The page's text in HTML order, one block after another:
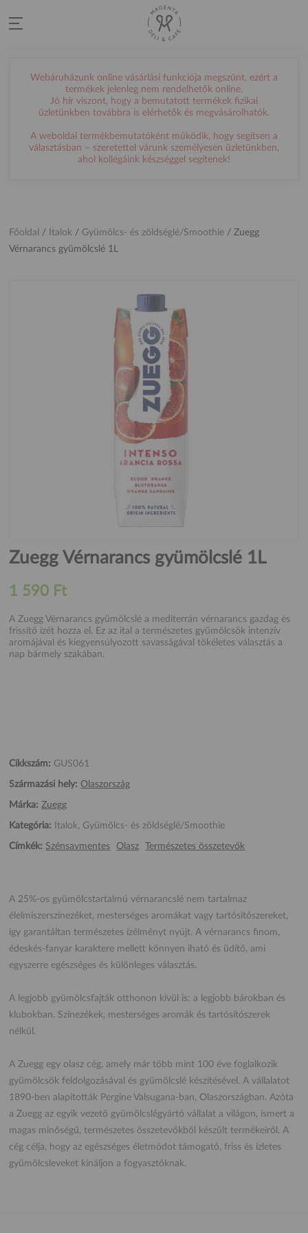
Webáruházunk online vásárlási funkciója megszűnt, ezért a
termékek jelenleg nem rendelhetők online.
Jó hír viszont, hogy a bemutatott termékek fizikai
üzletünkben továbbra is elérhetők és megvásárolhatók.
A weboldal termékbemutatóként működik, hogy segítsen a
választásban – szeretettel várunk személyesen üzletünkben,
ahol kollégáink készséggel segítenek!
Főoldal / Italok / Gyümölcs- és zöldséglé/Smoothie /Zuegg
Vérnarancs gyümölcslé 1L
Zuegg Vérnarancs gyümölcslé 1L
1 590 Ft
A Zuegg Vérnarancs gyümölcslé a mediterrán vérnarancs gazdag és
frissítő ízét hozza el. Ez az ital a természetes gyümölcsök intenzív
aromájával és kiegyensúlyozott savasságával tökéletes választás a
nap bármely szakában.
Cikkszám: GUS061
Származási hely: Olaszország
Márka: Zuegg
Kategória: Italok, Gyümölcs- és zöldséglé/Smoothie
Címkék: Szénsavmentes Olasz Természetes összetevők
A 25%-os gyümölcstartalmú vérnarancslé nem tartalmaz
élelmiszerszínezéket, mesterséges aromákat vagy tartósítószereket,
így garantáltan természetes ízélményt nyújt. A vérnarancs finom,
édeskés-fanyar karaktere mellett könnyen iható és üdítő, ami
egyszerre egészséges és különleges választás.
A legjobb gyümölcsfajták otthonon kívül is: a legjobb bárokban és
klubokban. Színezékek, mesterséges aromák és tartósítószerek
nélkül.
A Zuegg egy olasz cég, amely már több mint 100 éve foglalkozik
gyümölcsök feldolgozásával és gyümölcslé készítésével. A vállalatot
1890-ben alapították Pergine Valsugana-ban, Olaszországban. Azóta
a Zuegg az egyik vezető gyümölcslégyártó vállalat a világon, ismert a
magas minőségű, természetes összetevőkből készült termékeiről. A
cég célja, hogy az egészséges életmódot támogató, friss és ízletes
gyümölcsleveket kínáljon a fogyasztóknak.